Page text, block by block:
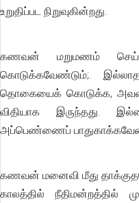
உறுதிப்பட நிறுவுகின்றது.
கணவன் மறுமணம்
கொடுக்கவேண்டும்;.
தொகையைக் கொடுக்க, அவன்
விதியாக இருந்தது.
அப்பெண்ணைப்
கணவன் மனைவி மீது
காலத்தில் நீதிமன்றத்தில்